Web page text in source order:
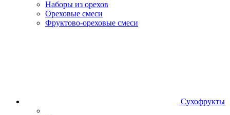
Наборы из орехов
Ореховые смеси
Фруктово-ореховые смеси
Сухофрукты